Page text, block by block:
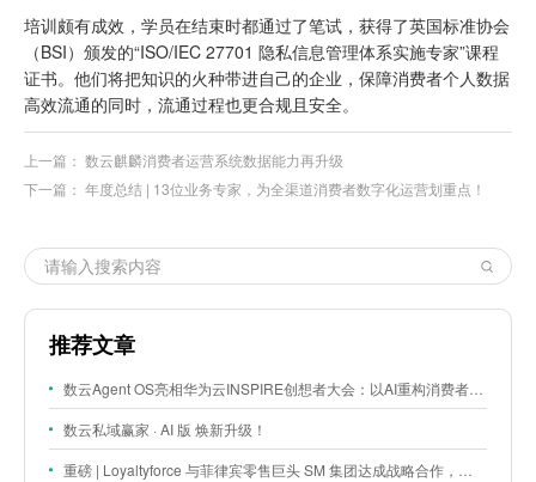
培训颇有成效，学员在结束时都通过了笔试，获得了英国标准协会
（BSI）颁发的“ISO/IEC 27701 隐私信息管理体系实施专家”课程
证书。他们将把知识的火种带进自己的企业，保障消费者个人数据
高效流通的同时，流通过程也更合规且安全。
上一篇： 数云麒麟消费者运营系统数据能力再升级
下一篇： 年度总结 | 13位业务专家，为全渠道消费者数字化运营划重点！
推荐文章
数云Agent OS亮相华为云INSPIRE创想者大会：以AI重构消费者运营与零售营销新范式
数云私域赢家 · AI 版 焕新升级！
重磅 | Loyaltyforce 与菲律宾零售巨头 SM 集团达成战略合作，携手开启 SMAC 会员数智化运营新征程